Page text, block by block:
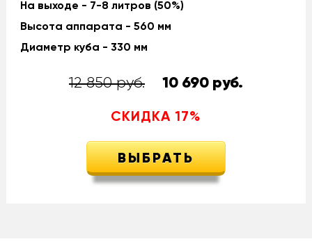
На выходе - 7-8 литров (50%)
Высота аппарата - 560 мм
Диаметр куба - 330 мм
12 850 руб. 10 690руб.
СКИДКА 17%
ВЫБРАТЬ